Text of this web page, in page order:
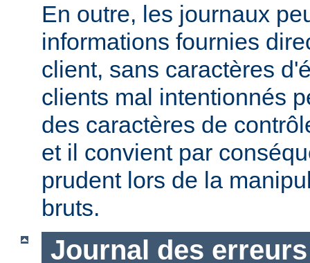
En outre, les journaux
informations fournies
client, sans caractères
clients mal intentionnés
des caractères de
et il convient par
prudent lors de la
bruts.
Journal des erreurs